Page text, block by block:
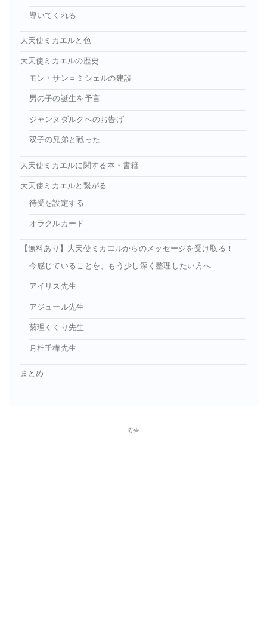
導いてくれる
大天使ミカエルと色
大天使ミカエルの歴史
モン・サン＝ミシェルの建設
男の子の誕生を予言
ジャンヌダルクへのお告げ
双子の兄弟と戦った
大天使ミカエルに関する本・書籍
大天使ミカエルと繋がる
待受を設定する
オラクルカード
【無料あり】大天使ミカエルからのメッセージを受け取る！
今感じていることを、もう少し深く整理したい方へ
アイリス先生
アジュール先生
菊理くくり先生
月杜壬樺先生
まとめ
広告